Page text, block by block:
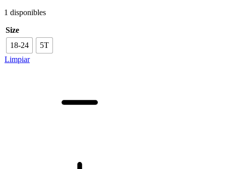
1 disponibles
Size
18-24
5T
Limpiar